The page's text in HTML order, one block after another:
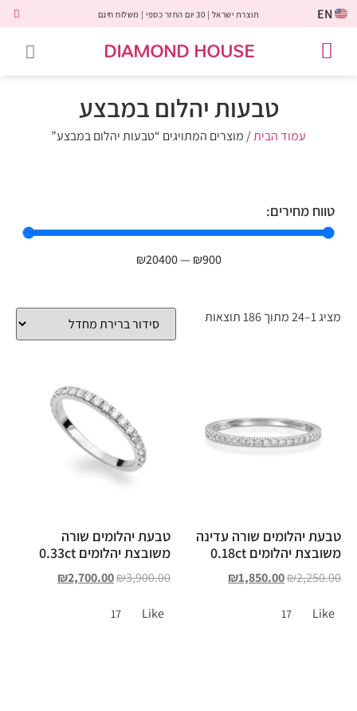
EN תוצרת ישראל | 30 יום החזר כספי | משלוח חינם
DIAMOND HOUSE
טבעות יהלום במבצע
עמוד הבית/ מוצרים המתויגים “טבעות יהלום במבצע”
טווח מחירים:
₪900
—
₪20400
מציג 1–24 מתוך 186 תוצאות
טבעת יהלומים שורה עדינה
משובצת יהלומים 0.18ct
₪2,250.00
₪1,850.00
Like
17
טבעת יהלומים שורה
משובצת יהלומים 0.33ct
₪3,900.00
₪2,700.00
Like
17